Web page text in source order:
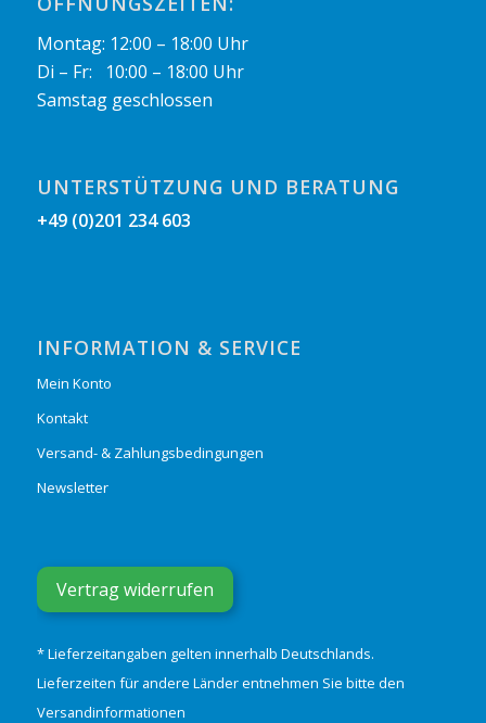
Montag: 12:00 – 18:00 Uhr
Di – Fr: 10:00 – 18:00 Uhr
Samstag geschlossen
UNTERSTÜTZUNG UND BERATUNG
+49 (0)201 234 603
INFORMATION & SERVICE
Mein Konto
Kontakt
Versand- & Zahlungsbedingungen
Newsletter
Vertrag widerrufen
* Lieferzeitangaben gelten innerhalb Deutschlands.
Lieferzeiten für andere Länder entnehmen Sie bitte den
Versandinformationen